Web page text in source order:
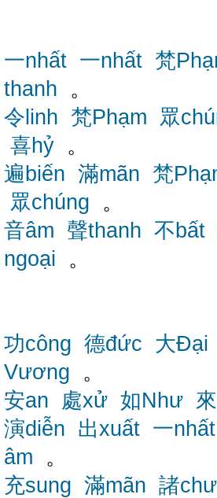
一nhất 一nhất 梵
thanh 。
令linh 梵Phạm 眾
喜hỷ 。
遍biến 滿mãn 梵
眾chúng 。
音âm 聲thanh 不bất
ngoại 。
功công 德đức 大Đại
Vương 。
安an
處xử 如Như
演diễn 出xuất 一nhất
âm 。
充sung 滿mãn 諸chư